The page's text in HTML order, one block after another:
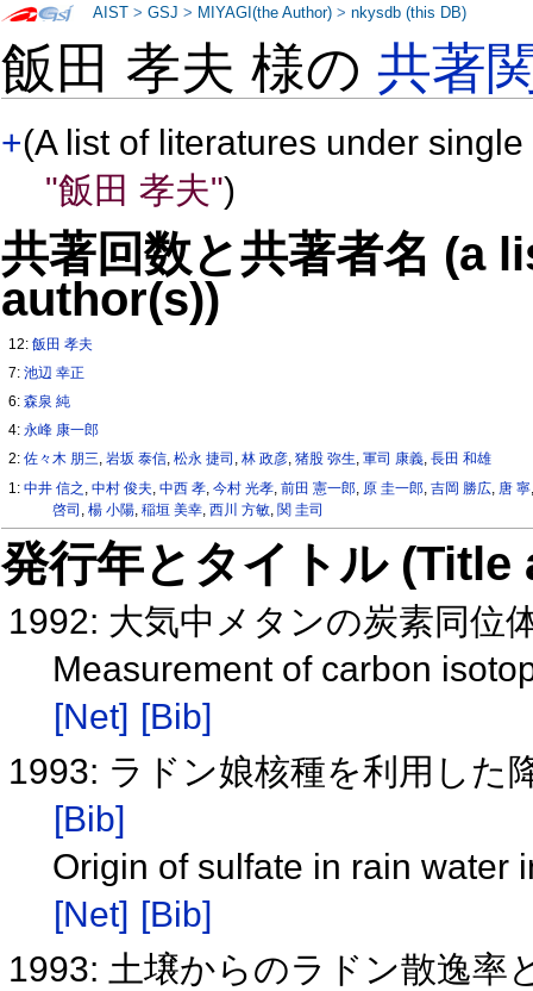
飯田 孝夫 様の共著
+(A list of literatures under
"飯田 孝夫")
共著回数と共著者名 (a
author(s))
12:飯田 孝夫
7:池辺 幸正
6:森泉 純
4:永峰 康一郎
2:佐々木 朋三,岩坂 泰信,松永 捷司 ,林 政彦,猪股 弥生,軍司 康義,長田 和雄
1:中井 信之 ,中村 俊夫 ,中西 孝 ,今村 光孝 ,前田 憲一郎 原 圭一郎 ,吉岡 勝広 唐 寧
啓司 楊 小陽, 稲垣 美幸, 西川 方敏, 関 圭司
発行年とタイトル
1992: 大気中メタンの炭素同位
Measurement of carbon
[Net] [Bib]
1993: ラドン娘核種を利用した
[Bib]
Origin of sulfate in rain water
[Net] [Bib]
1993: 土壌からのラドン散逸
AIST >GSJ > MIYAGI(the Author) >nkysdb (this DB)